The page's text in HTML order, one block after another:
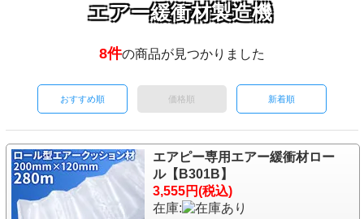
エアー緩衝材製造機
8件の商品が見つかりました
おすすめ順 価格順 新着順
エアピー専用エアー緩衝材ロー
ル【B301B】
3,555円(税込)
在庫: